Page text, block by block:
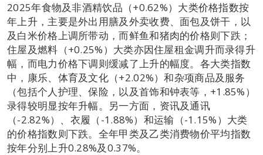
2025年食物及非酒精饮品（+0.62%）大类价格指数按
年上升，主要是外出用膳及外卖收费、面包及饼干，以
及白米价格上调所带动，而鲜鱼和猪肉的价格则下跌；
住屋及燃料（+0.25%）大类亦因住屋租金调升而录得升
幅，而电力价格下调则缓减了上升的幅度。各大类指数
中，康乐、体育及文化（+2.02%）和杂项商品及服务
（包括个人护理、保险，以及首饰和钟表等，+1.85%）
录得较明显按年升幅。另一方面，资讯及通讯
（-2.82%）、衣履（-1.88%）和运输（-1.15%）大类
的价格指数则下跌。全年甲类及乙类消费物价平均指数
按年分别上升0.28%及0.37%。